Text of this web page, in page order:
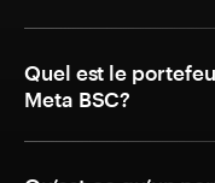
Quel est le
Meta BSC?